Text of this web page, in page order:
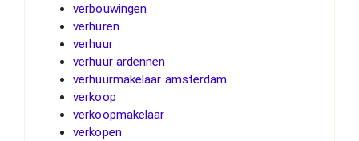
verbouwingen
verhuren
verhuur
verhuur ardennen
verhuurmakelaar amsterdam
verkoop
verkoopmakelaar
verkopen